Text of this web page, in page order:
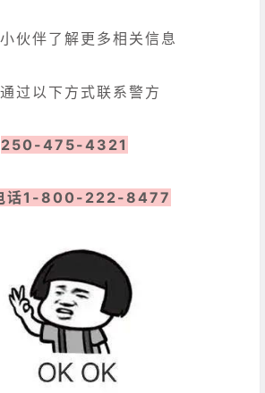
伙伴了解更多相关信息
过以下方式联系警方
250-475-4321
话1-800-222-8477